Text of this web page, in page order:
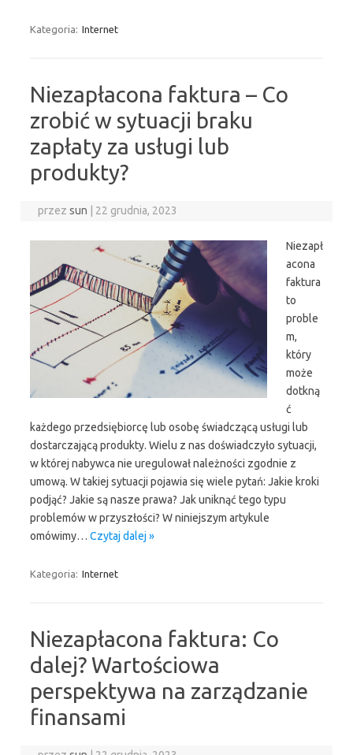
Kategoria: Internet
Niezapłacona faktura – Co
zrobić w sytuacji braku
zapłaty za usługi lub
produkty?
przezsun 22 grudnia, 2023
Niezapł
acona
faktura
to
proble
m,
który
może
dotkną
ć
każdego przedsiębiorcę lub osobę świadczącą usługi lub
dostarczającą produkty. Wielu z nas doświadczyło sytuacji,
w której nabywca nie uregulował należności zgodnie z
umową. W takiej sytuacji pojawia się wiele pytań: Jakie kroki
podjąć? Jakie są nasze prawa? Jak uniknąć tego typu
problemów w przyszłości? W niniejszym artykule
omówimy… Czytaj dalej »
Kategoria: Internet
Niezapłacona faktura: Co
dalej? Wartościowa
perspektywa na zarządzanie
finansami